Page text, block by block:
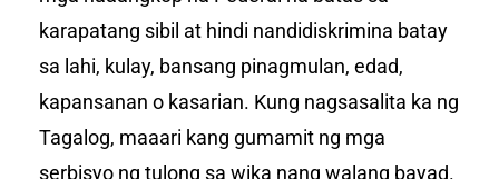
karapatang sibil at hindi nandidiskrimina batay
sa lahi, kulay, bansang pinagmulan, edad,
kapansanan o kasarian. Kung nagsasalita ka ng
Tagalog, maaari kang gumamit ng mga
serbisyo ng tulong sa wika nang walang bayad.